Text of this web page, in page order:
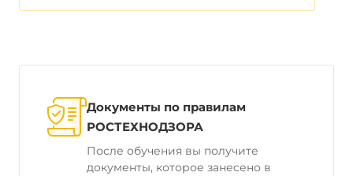
Документы по правилам
РОСТЕХНОДЗОРА
После обучения вы получите
документы, которое занесено в